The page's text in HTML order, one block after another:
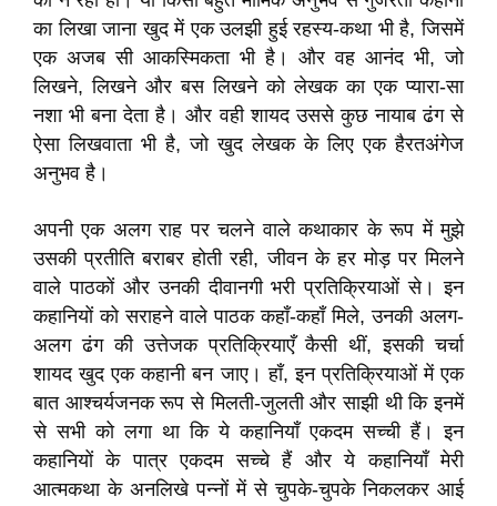
का लिखा जाना खुद में एक उलझी हुई रहस्य-कथा भी है, जिसमें
एक अजब सी आकस्मिकता भी है। और वह आनंद भी, जो
लिखने, लिखने और बस लिखने को लेखक का एक प्यारा-सा
नशा भी बना देता है। और वही शायद उससे कुछ नायाब ढंग से
ऐसा लिखवाता भी है, जो खुद लेखक के लिए एक हैरतअंगेज
अनुभव है।
अपनी एक अलग राह पर चलने वाले कथाकार के रूप में मुझे
उसकी प्रतीति बराबर होती रही, जीवन के हर मोड़ पर मिलने
वाले पाठकों और उनकी दीवानगी भरी प्रतिक्रियाओं से। इन
कहानियों को सराहने वाले पाठक कहाँ-कहाँ मिले, उनकी अलग-
अलग ढंग की उत्तेजक प्रतिक्रियाएँ कैसी थीं, इसकी चर्चा
शायद खुद एक कहानी बन जाए। हाँ, इन प्रतिक्रियाओं में एक
बात आश्चर्यजनक रूप से मिलती-जुलती और साझी थी कि इनमें
से सभी को लगा था कि ये कहानियाँ एकदम सच्ची हैं। इन
कहानियों के पात्र एकदम सच्चे हैं और ये कहानियाँ मेरी
आत्मकथा के अनलिखे पन्नों में से चुपके-चुपके निकलकर आई